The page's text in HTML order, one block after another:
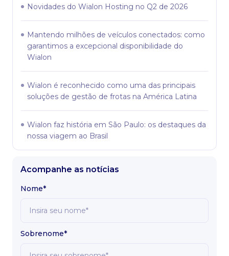
Novidades do Wialon Hosting no Q2 de 2026
Mantendo milhões de veículos conectados: como
garantimos a excepcional disponibilidade do
Wialon
Wialon é reconhecido como uma das principais
soluções de gestão de frotas na América Latina
Wialon faz história em São Paulo: os destaques da
nossa viagem ao Brasil
Acompanhe as notícias
Nome*
Sobrenome*